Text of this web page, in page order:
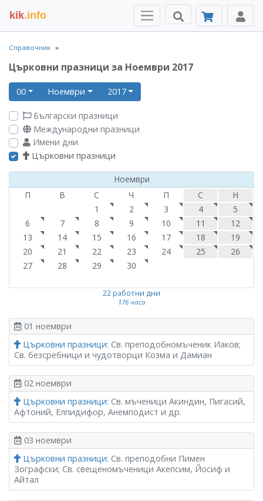
kik.info
Справочник
Църковни празници за Ноември 2017
00 Ноември 2017
Български празници
Международни празници
Имени дни
Църковни празници
Ноември
П
В С Ч П С
Н
1
2 3 4
5
6
7 8 9 10 11
12
13
14 15 16 17 18
19
20
21 22 23 24 25
26
27
28 29 30
22 работни дни
176 часа
01 ноември
Църковни празници: Св. преподобномъченик Иаков;
Св. безсребници и чудотворци Козма и Дамиан
02 ноември
Църковни празници: Св. мъченици Акиндин, Пигасий,
Афтоний, Елпидифор, Анемподист и др.
03 ноември
Църковни празници: Св. преподобни Пимен
Зографски; Св. свещеномъченици Акепсим, Йосиф и
Айтал